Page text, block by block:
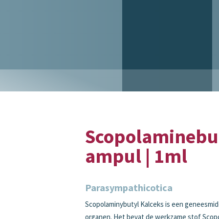
ampul | 1ml
Parasympathicotica
Scopolaminybutyl Kalceks is een
organen. Het bevat de werkzame stof